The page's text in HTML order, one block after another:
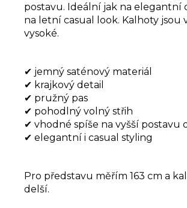
postavu. Ideální jak na elegantní
na letní casual look. Kalhoty jsou
vysoké.
✔ jemný saténový materiál
✔ krajkový detail
✔ pružný pas
✔ pohodlný volný střih
✔ vhodné spíše na vyšší postavu
✔ elegantní i casual styling
Pro představu měřím 163 cm a
delší.